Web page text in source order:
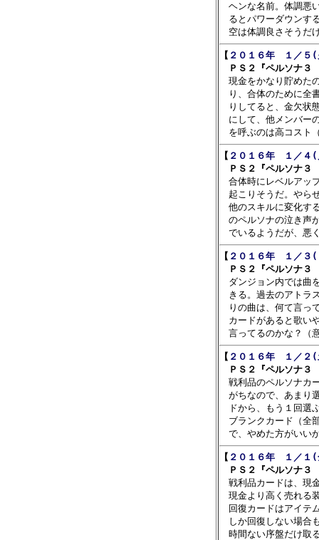
ヘンな名前。体調悪
るとパワーダウンす
【 ２０１６年　１／５
ＰＳ２『ペルソナ３
現金をかなり貯めた
り、合体のために全
りしてると、金欠状
にして、他メンバー
【 ２０１６年　１／４
ＰＳ２『ペルソナ３
合体時にレベルアッ
起こりそうだ。やら
他のスキルに変化す
のペルソナの泣き声
【 ２０１６年　１／３
ＰＳ２『ペルソナ３
ダンジョン内では曲
きる。過去のアトラ
りの曲は、何て言っ
カードがあると歌い
【 ２０１６年　１／２
ＰＳ２『ペルソナ３
戦利品のペルソナカ
がちなので、あまり
ドから、もう１回選
ブランクカード（全
【 ２０１６年　１／１
ＰＳ２『ペルソナ３
戦利品カードは、現
現金より高く売れる
回復カードはアイテ
しか回復しない場合
時間ない序盤だけ取